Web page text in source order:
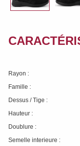
Rayon :
Famille :
Dessus / Tige :
Hauteur :
Doublure :
Semelle interieure :